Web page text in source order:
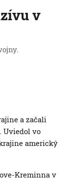
v
a začali
Uviedol vo
americký
Kreminna v